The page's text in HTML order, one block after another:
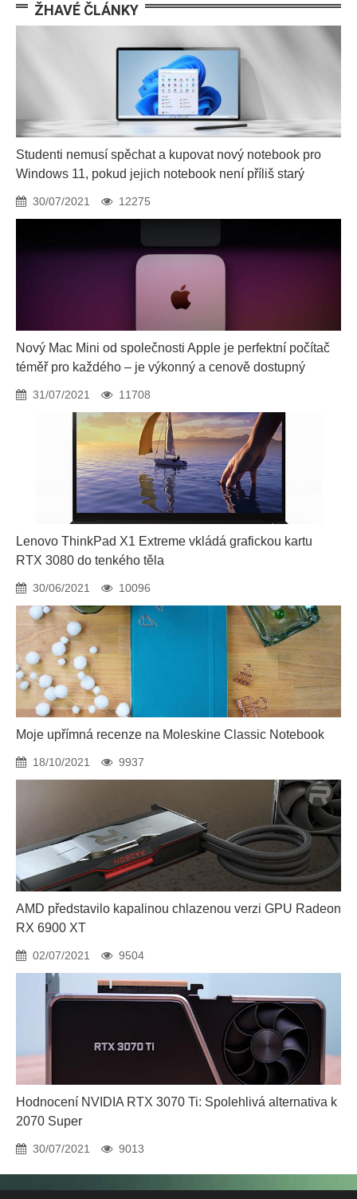
ŽHAVÉ ČLÁNKY
Studenti nemusí spěchat a kupovat nový notebook pro
Windows 11, pokud jejich notebook není příliš starý
30/07/2021 12275
Nový Mac Mini od společnosti Apple je perfektní počítač
téměř pro každého – je výkonný a cenově dostupný
31/07/2021 11708
Lenovo ThinkPad X1 Extreme vkládá grafickou kartu
RTX 3080 do tenkého těla
30/06/2021 10096
Moje upřímná recenze na Moleskine Classic Notebook
18/10/2021 9937
AMD představilo kapalinou chlazenou verzi GPU Radeon
RX 6900 XT
02/07/2021 9504
Hodnocení NVIDIA RTX 3070 Ti: Spolehlivá alternativa k
2070 Super
30/07/2021 9013